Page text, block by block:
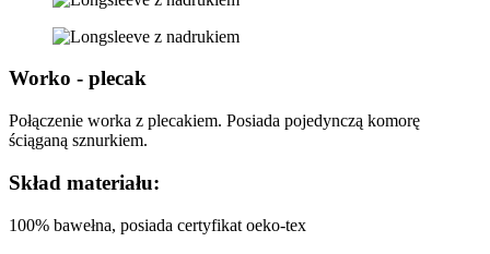
Worko - plecak
Połączenie worka z plecakiem. Posiada pojedynczą komorę
ściąganą sznurkiem.
Skład materiału:
100% bawełna, posiada certyfikat oeko-tex